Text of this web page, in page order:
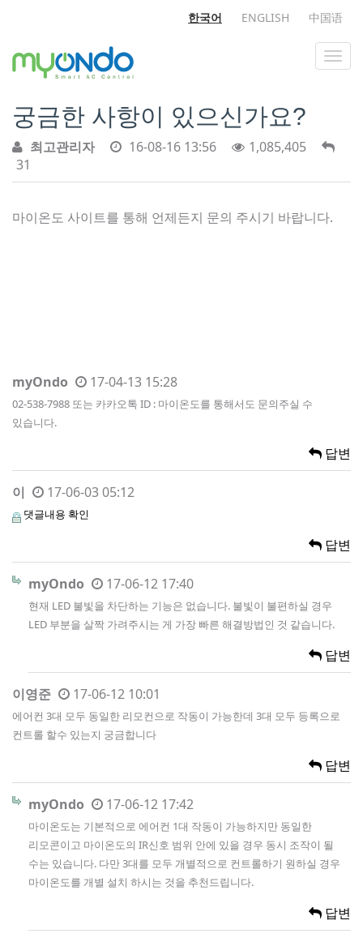
한국어 ENGLISH 中国语
궁금한 사항이 있으신가요?
최고관리자 16-08-16 13:56
1,085,405
31
마이온도 사이트를 통해 언제든지 문의 주시기 바랍니다.
myOndo 17-04-13 15:28
02-538-7988 또는 카카오톡 ID : 마이온도를 통해서도 문의주실 수
있습니다.
답변
이 17-06-03 05:12
댓글내용 확인
답변
myOndo 17-06-12 17:40
현재 LED 불빛을 차단하는 기능은 없습니다. 불빛이 불편하실 경우
LED 부분을 살짝 가려주시는 게 가장 빠른 해결방법인 것 같습니다.
답변
이영준 17-06-12 10:01
에어컨 3대 모두 동일한 리모컨으로 작동이 가능한데 3대 모두 등록으로
컨트롤 할수 있는지 궁금합니다
답변
myOndo 17-06-12 17:42
마이온도는 기본적으로 에어컨 1대 작동이 가능하지만 동일한
리모콘이고 마이온도의 IR신호 범위 안에 있을 경우 동시 조작이 될
수는 있습니다. 다만 3대를 모두 개별적으로 컨트롤하기 원하실 경우
마이온도를 개별 설치 하시는 것을 추천드립니다.
답변